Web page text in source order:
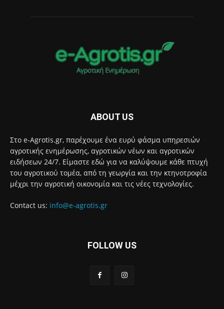
ABOUT US
Στο e-Agrotis.gr, παρέχουμε ένα ευρύ φάσμα υπηρεσιών
αγροτικής ενημέρωσης, αγροτικών νέων και αγροτικών
ειδήσεων 24/7. Είμαστε εδώ για να καλύψουμε κάθε πτυχή
του αγροτικού τομέα, από τη γεωργία και την κτηνοτροφία
μέχρι την αγροτική οικονομία και τις νέες τεχνολογίες.
Contact us: info@e-agrotis.gr
FOLLOW US